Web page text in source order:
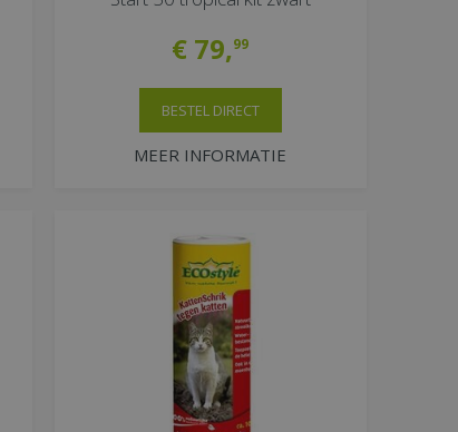
€ 79,99
MEER INFORMATIE
BESTEL DIRECT